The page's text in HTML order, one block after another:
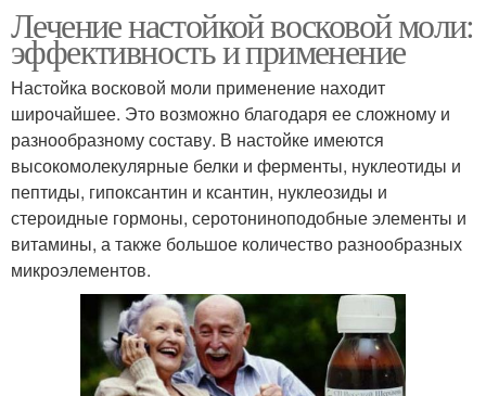
Лечение настойкой восковой моли:
эффективность и применение
Настойка восковой моли применение находит
широчайшее. Это возможно благодаря ее сложному и
разнообразному составу. В настойке имеются
высокомолекулярные белки и ферменты, нуклеотиды и
пептиды, гипоксантин и ксантин, нуклеозиды и
стероидные гормоны, серотониноподобные элементы и
витамины, а также большое количество разнообразных
микроэлементов.